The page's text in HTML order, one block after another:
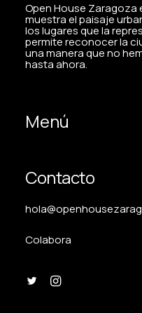
Open House Zaragoza
muestra el paisaje
los lugares que la
permite reconocer la
una manera que no
hasta ahora.
Menú
Contacto
Colabora